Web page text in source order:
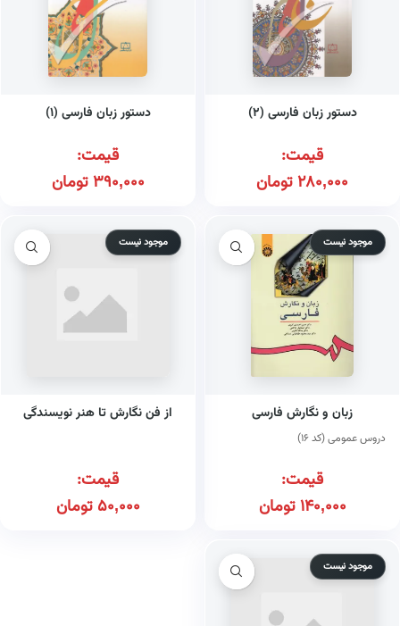
دستور زبان فارسی (۲)
قیمت:
280,000تومان
دستور زبان فارسی (۱)
قیمت:
390,000تومان
موجود نیست
زبان و نگارش فارسی
دروس عمومی (کد ۱۶)
قیمت:
140,000تومان
موجود نیست
از فن نگارش تا هنر نویسندگی
قیمت:
50,000 تومان
موجود نیست